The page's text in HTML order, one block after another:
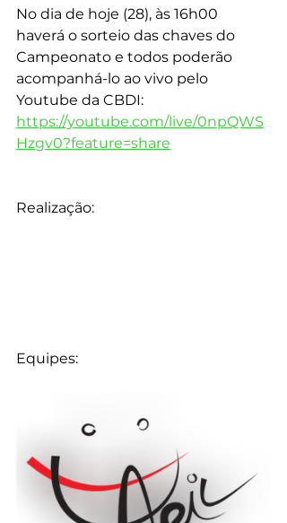
No dia de hoje (28), às 16h00
haverá o sorteio das chaves do
Campeonato e todos poderão
acompanhá-lo ao vivo pelo
Youtube da CBDI:
https://youtube.com/live/0npQWS
Hzgv0?feature=share
Realização:
Equipes: